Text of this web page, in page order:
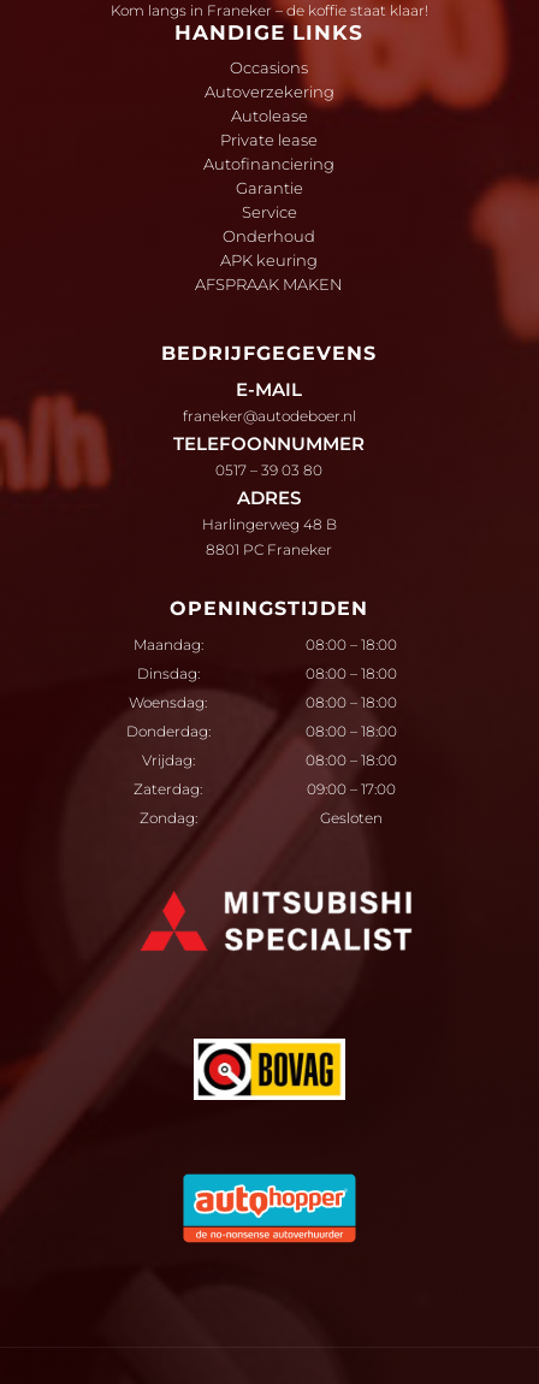
Kom langs in Franeker – de koffie staat klaar!
HANDIGE LINKS
Occasions
Autoverzekering
Autolease
Private lease
Autofinanciering
Garantie
Service
Onderhoud
APK keuring
AFSPRAAK MAKEN
BEDRIJFGEGEVENS
E-MAIL
franeker@autodeboer.nl
TELEFOONNUMMER
0517 – 39 03 80
ADRES
Harlingerweg 48 B
8801 PC Franeker
OPENINGSTIJDEN
Maandag:
08:00 – 18:00
Dinsdag:
08:00 – 18:00
Woensdag:
08:00 – 18:00
Donderdag:
08:00 – 18:00
Vrijdag:
08:00 – 18:00
Zaterdag:
09:00 – 17:00
Zondag:
Gesloten